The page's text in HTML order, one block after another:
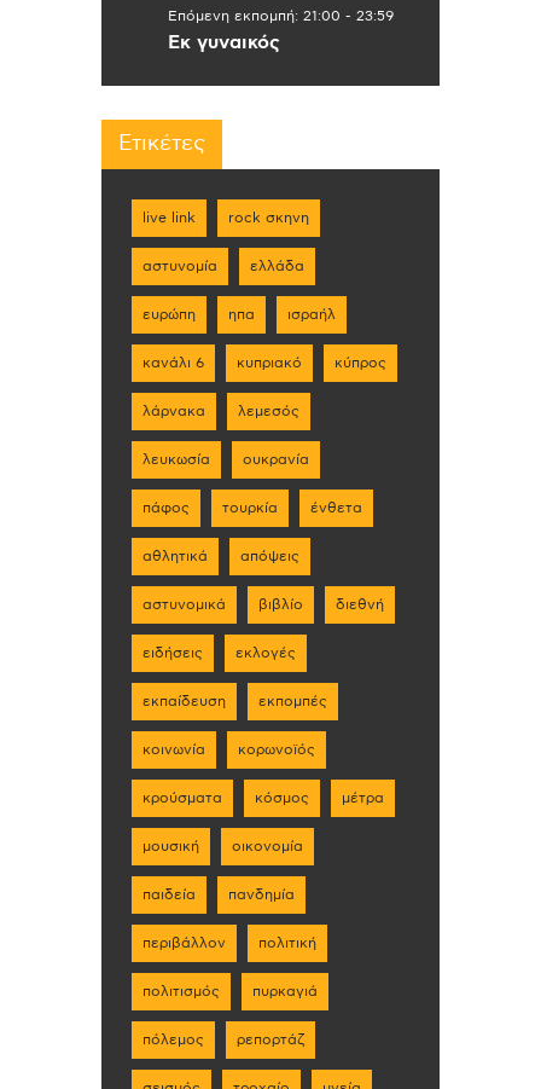
Επόμενη εκπομπή: 21:00 - 23:59
Εκ γυναικός
Ετικέτες
live link rock σκηνη
αστυνομία ελλάδα
ευρώπη ηπα ισραήλ
κανάλι 6 κυπριακό κύπρος
λάρνακα λεμεσός
λευκωσία ουκρανία
πάφος τουρκία ένθετα
αθλητικά απόψεις
αστυνομικά βιβλίο διεθνή
ειδήσεις εκλογές
εκπαίδευση εκπομπές
κοινωνία κορωνοϊός
κρούσματα κόσμος μέτρα
μουσική οικονομία
παιδεία πανδημία
περιβάλλον πολιτική
πολιτισμός πυρκαγιά
πόλεμος ρεπορτάζ